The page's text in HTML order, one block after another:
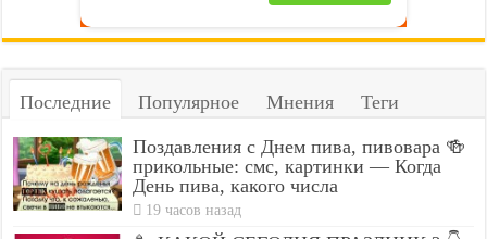
Последние Популярное Мнения Теги
Поздавления с Днем пива, пивовара 🍻
прикольные: смс, картинки — Когда
День пива, какого числа
19 часов назад